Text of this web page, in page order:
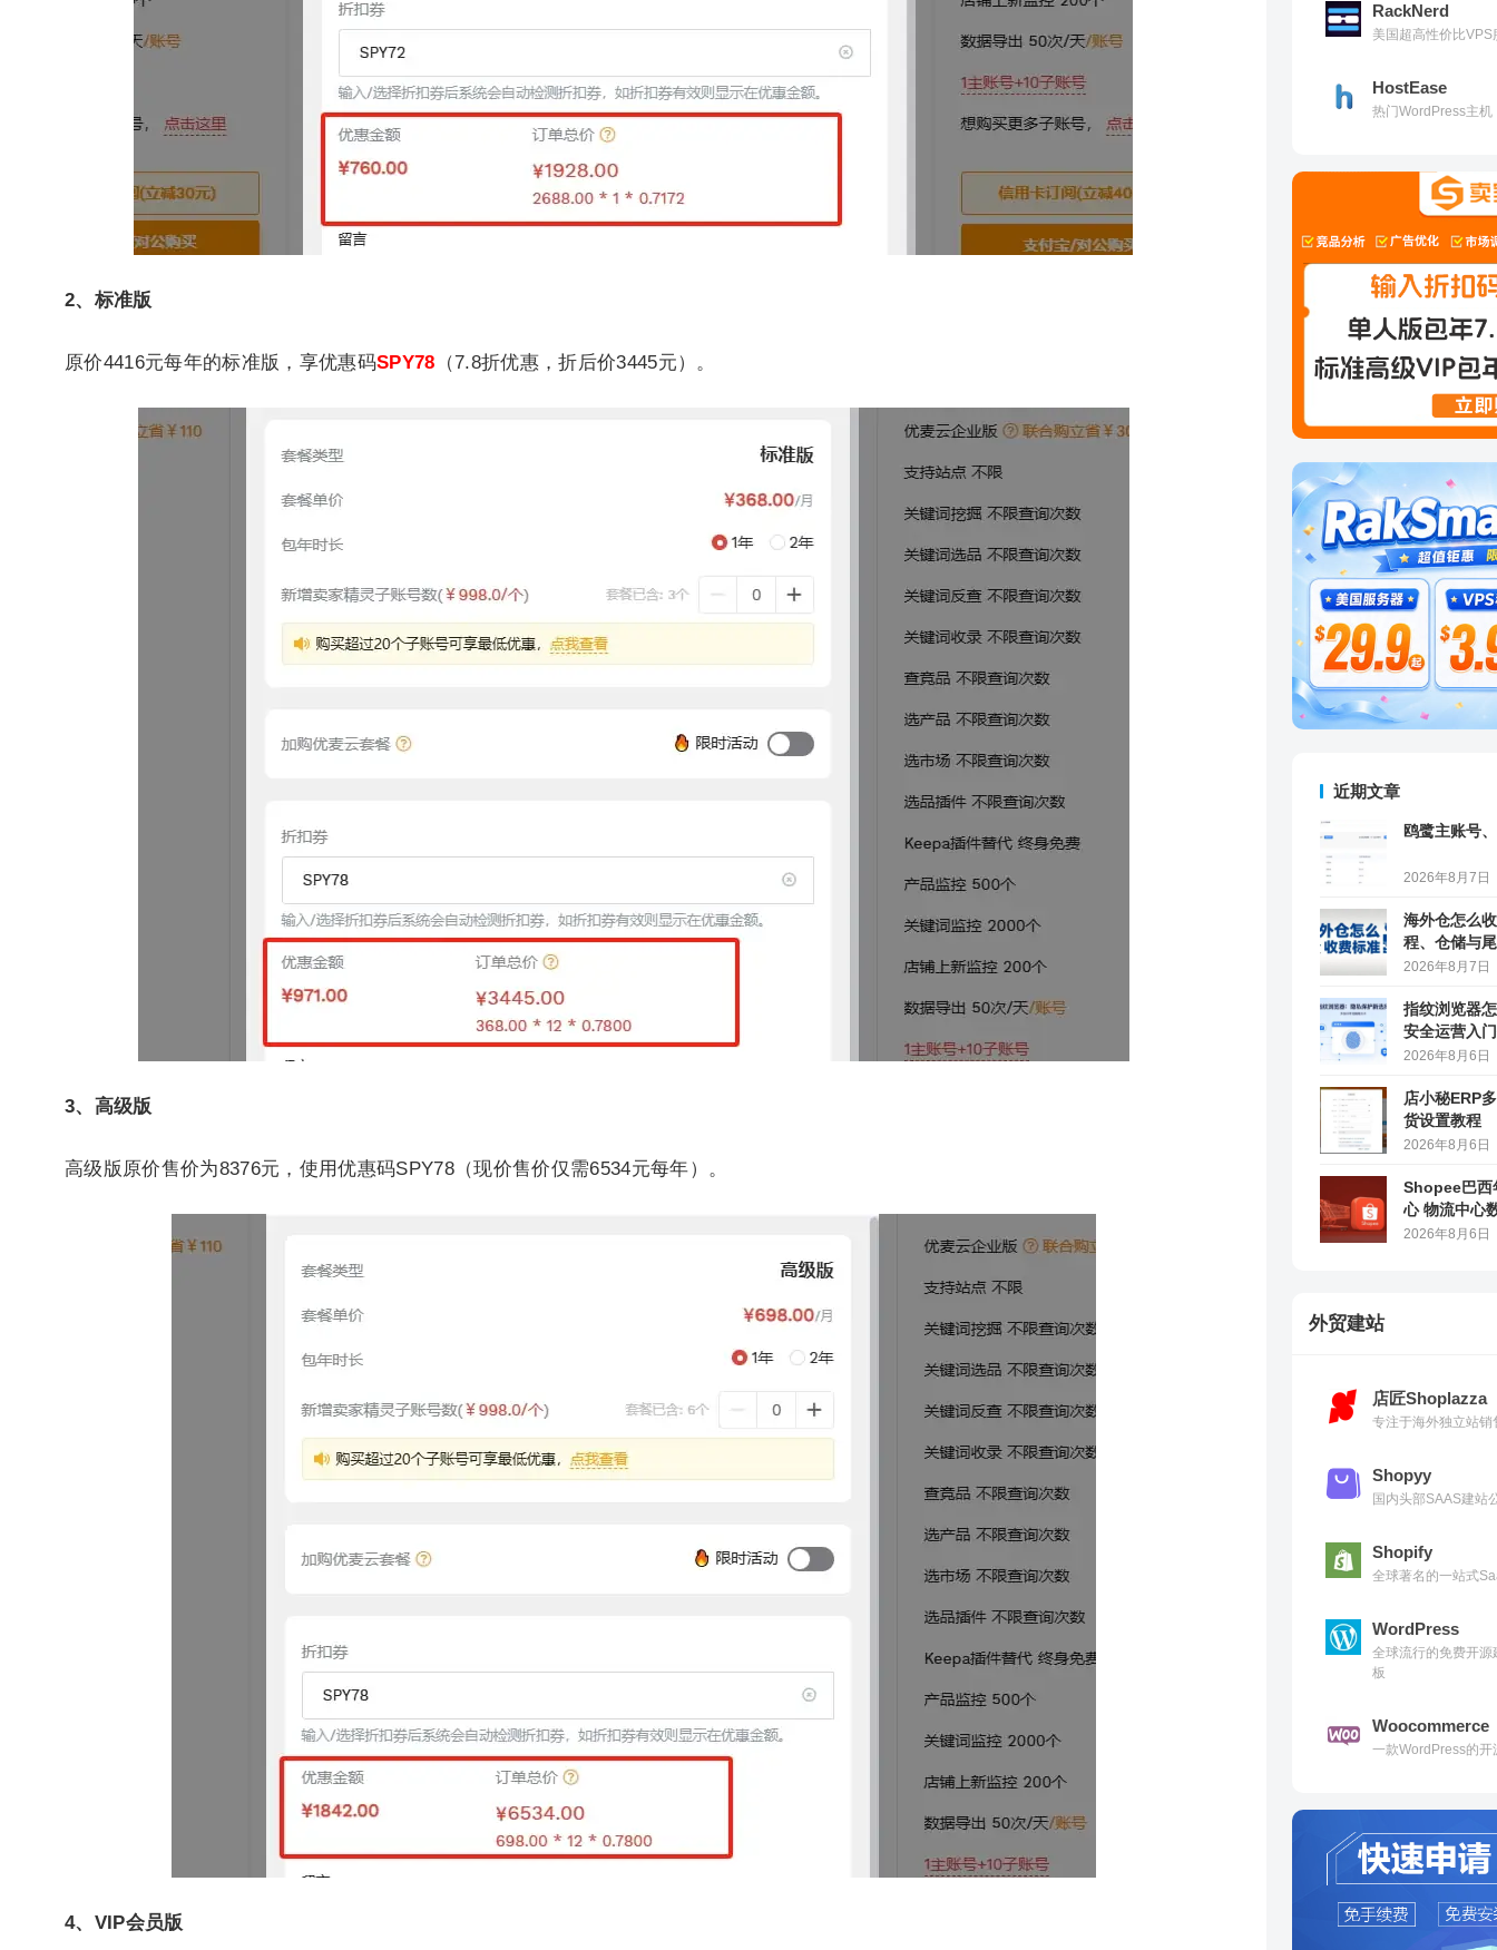
2、标准版
原价4416元每年的标准版，享优惠码SPY78 （7.8折优惠，折后价3445元）。
3、高级版
高级版原价售价为8376元，使用优惠码SPY78（现价售价仅需6534元每年）。
4、VIP会员版
RackNerd
美国超高性价比VPS
HostEase
热门WordPress主
近期文章
鸥鹭主账号
2026年8月7日
海外仓怎么
程、仓储与
2026年8月7日
指纹浏览器
安全运营入
2026年8月6日
店小秘ERP
货设置教程
2026年8月6日
Shopee巴西
心 物流中心
2026年8月6日
外贸建站
店匠Shoplazza
专注于海外独立站
Shopyy
国内头部SAAS建站
Shopify
全球著名的一站式
WordPress
全球流行的免费开
板
Woocommerce
一款WordPress的开